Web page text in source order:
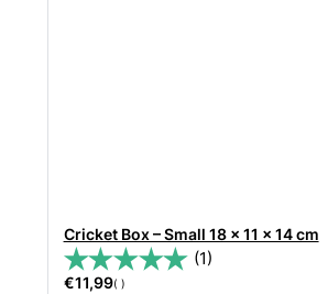
Cricket Box – Small 18 x 11 x 14 cm
(1)
€11,99( )